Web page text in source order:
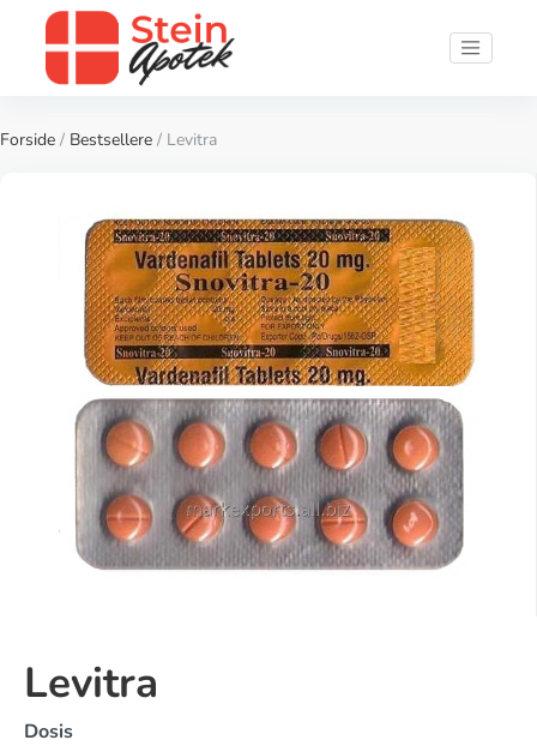
Forside / Bestsellere / Levitra
Levitra
Dosis